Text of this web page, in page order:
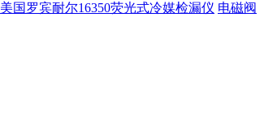
美国罗宾耐尔16350荧光式冷媒检漏仪 电磁阀